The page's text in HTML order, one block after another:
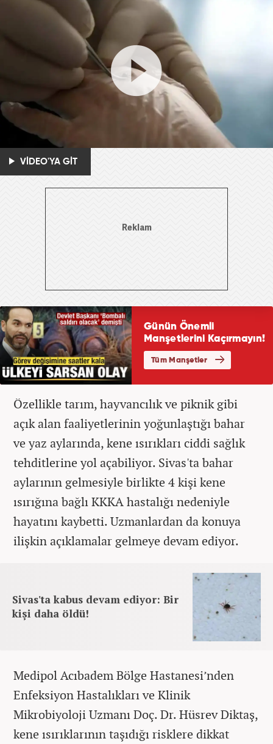
VİDEO'YA GİT
Özellikle tarım, hayvancılık ve piknik gibi
açık alan faaliyetlerinin yoğunlaştığı bahar
ve yaz aylarında, kene ısırıkları ciddi sağlık
tehditlerine yol açabiliyor. Sivas'ta bahar
aylarının gelmesiyle birlikte 4 kişi kene
ısırığına bağlı KKKA hastalığı nedeniyle
hayatını kaybetti. Uzmanlardan da konuya
ilişkin açıklamalar gelmeye devam ediyor.
Sivas'ta kabus devam ediyor: Bir
kişi daha öldü!
Medipol Acıbadem Bölge Hastanesi’nden
Enfeksiyon Hastalıkları ve Klinik
Mikrobiyoloji Uzmanı Doç. Dr. Hüsrev Diktaş,
kene ısırıklarının taşıdığı risklere dikkat